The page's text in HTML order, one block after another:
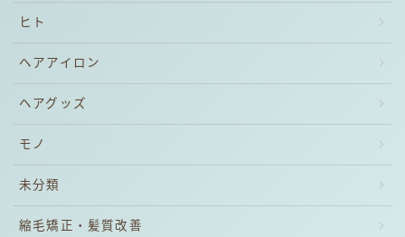
ヒト
ヘアアイロン
ヘアグッズ
モノ
未分類
縮毛矯正・髪質改善